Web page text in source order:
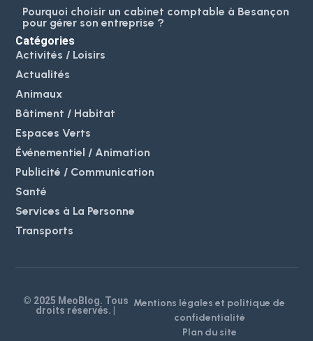
Pourquoi choisir un cabinet comptable à Besançon
pour gérer son entreprise ?
Catégories
Activités / Loisirs
Actualités
Animaux
Bâtiment / Habitat
Espaces Verts
Événementiel / Animation
Publicité / Communication
Santé
Services à La Personne
Transports
© 2025 MeoBlog. Tous
droits réservés. |
Mentions légales et politique de
confidentialité
Plan du site